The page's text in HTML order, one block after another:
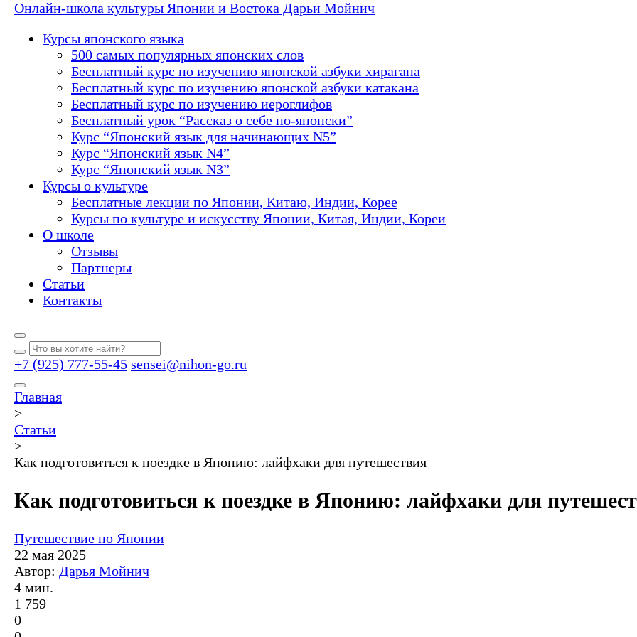
Онлайн-школа культуры Японии и Востока Дарьи Мойнич
Курсы японского языка
500 самых популярных японских слов
Бесплатный курс по изучению японской азбуки хирагана
Бесплатный курс по изучению японской азбуки катакана
Бесплатный курс по изучению иероглифов
Бесплатный урок “Рассказ о себе по-японски”
Курс “Японский язык для начинающих N5”
Курс “Японский язык N4”
Курс “Японский язык N3”
Курсы о культуре
Бесплатные лекции по Японии, Китаю, Индии, Корее
Курсы по культуре и искусству Японии, Китая, Индии, Кореи
О школе
Отзывы
Партнеры
Статьи
Контакты
+7 (925) 777-55-45 sensei@nihon-go.ru
Главная
>
Статьи
>
Как подготовиться к поездке в Японию: лайфхаки для путешествия
Как подготовиться к поездке в Японию: лайфхаки для
Путешествие по Японии
22 мая 2025
Автор: Дарья Мойнич
4 мин.
1 759
0